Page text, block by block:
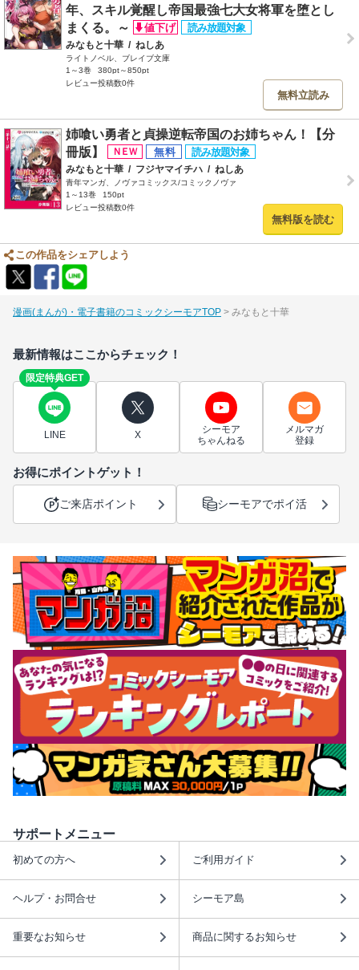
年、スキル覚醒し帝国最強七大女将軍を堕とし
まくる。～
みなもと十華 / ねしあ
ライトノベル、ブレイブ文庫
1～3巻
380pt～850pt
レビュー投稿数0件
無料立読み
姉喰い勇者と貞操逆転帝国のお姉ちゃん！【分
冊版】
みなもと十華 / フジヤマイチハ / ねしあ
青年マンガ、ノヴァコミックス/コミックノヴァ
1～13巻
150pt
レビュー投稿数0件
無料版を読む
この作品をシェアしよう
漫画(まんが)・電子書籍のコミックシーモアTOP みなもと十華
最新情報はここからチェック！
限定特典GET
LINE X
シーモア
ちゃんねる
メルマガ
登録
お得にポイントゲット！
ご来店ポイント シーモアでポイ活
サポートメニュー
初めての方へ ご利用ガイド
ヘルプ・お問合せ シーモア島
重要なお知らせ 商品に関するお知らせ